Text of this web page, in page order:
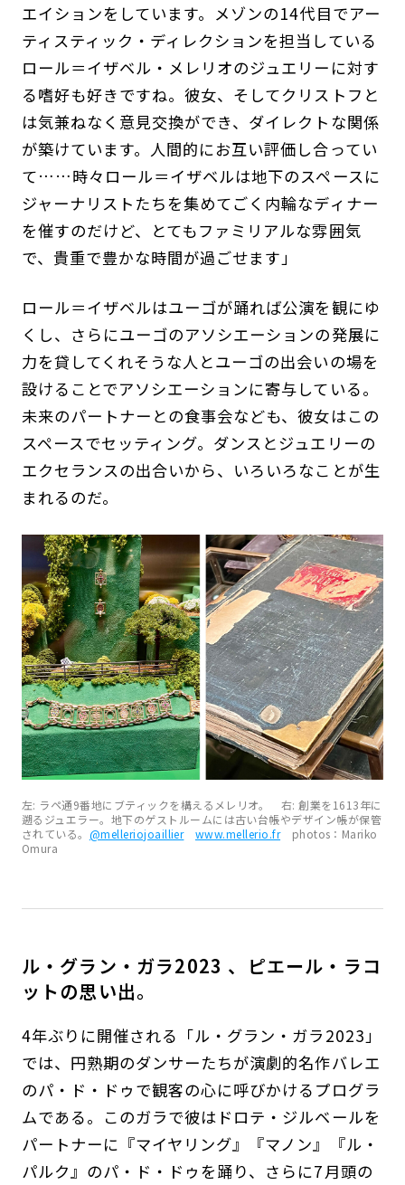
エイションをしています。メゾンの14代目でアー
ティスティック・ディレクションを担当している
ロール＝イザベル・メレリオのジュエリーに対す
る嗜好も好きですね。彼女、そしてクリストフと
は気兼ねなく意見交換ができ、ダイレクトな関係
が築けています。人間的にお互い評価し合ってい
て……時々ロール＝イザベルは地下のスペースに
ジャーナリストたちを集めてごく内輪なディナー
を催すのだけど、とてもファミリアルな雰囲気
で、貴重で豊かな時間が過ごせます」
ロール＝イザベルはユーゴが踊れば公演を観にゆ
くし、さらにユーゴのアソシエーションの発展に
力を貸してくれそうな人とユーゴの出会いの場を
設けることでアソシエーションに寄与している。
未来のパートナーとの食事会なども、彼女はこの
スペースでセッティング。ダンスとジュエリーの
エクセランスの出合いから、いろいろなことが生
まれるのだ。
左: ラペ通9番地にブティックを構えるメレリオ。 右: 創業を1613年に
遡るジュエラー。地下のゲストルームには古い台帳やデザイン帳が保管
されている。 @melleriojoaillier www.mellerio.frphotos：Mariko
Omura
ル・グラン・ガラ2023 、ピエール・ラコ
ットの思い出。
4年ぶりに開催される「ル・グラン・ガラ2023」
では、円熟期のダンサーたちが演劇的名作バレエ
のパ・ド・ドゥで観客の心に呼びかけるプログラ
ムである。このガラで彼はドロテ・ジルベールを
パートナーに『マイヤリング』『マノン』『ル・
パルク』のパ・ド・ドゥを踊り、さらに7月頭の